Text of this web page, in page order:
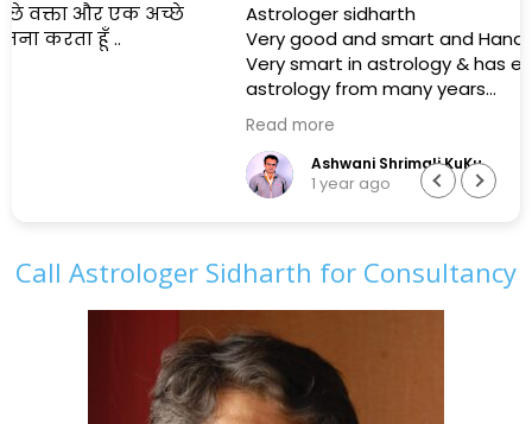
Astrologer sidharth
Very good and smart and Handsome man 👨
Very smart in astrology & has experience of
astrology from many years
He is a good Journalist also permit to all over 🇮🇳
Ashwani Shrimali KuKu
Call Astrologer Sidharth for Consultancy